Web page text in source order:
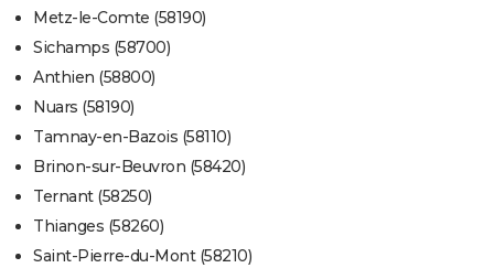
Metz-le-Comte (58190)
Sichamps (58700)
Anthien (58800)
Nuars (58190)
Tamnay-en-Bazois (58110)
Brinon-sur-Beuvron (58420)
Ternant (58250)
Thianges (58260)
Saint-Pierre-du-Mont (58210)